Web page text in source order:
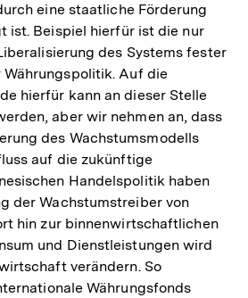
eine staatliche Förderung
ist. Beispiel hierfür ist die nur
des Systems fester
Auf die
hierfür kann an dieser Stelle
aber wir nehmen an, dass
des Wachstumsmodells
auf die zukünftige
Handelspolitik haben
der Wachstumstreiber von
hin zur binnenwirtschaftlichen
und Dienstleistungen wird
verändern. So
Währungsfonds